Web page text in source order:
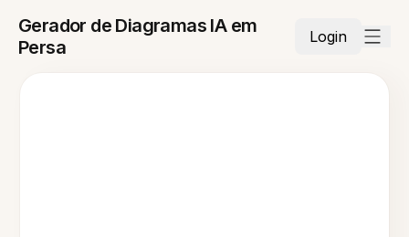
Gerador de Diagramas IA em
Persa
Login